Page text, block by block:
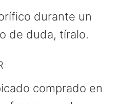
durante un
de duda, tíralo.
comprado en